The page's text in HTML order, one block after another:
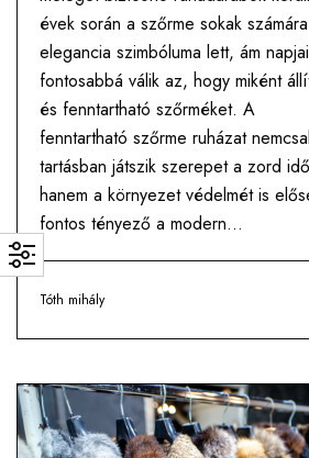
évek során a szőrme sokak
elegancia szimbóluma lett, ám
fontosabbá válik az, hogy miként
és fenntartható szőrméket. A
fenntartható szőrme ruházat
tartásban játszik szerepet a zord
hanem a környezet védelmét is
fontos tényező a modern…
Tóth mihály